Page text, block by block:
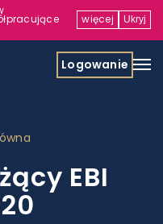
więcej Ukryj
Logowanie
EBI